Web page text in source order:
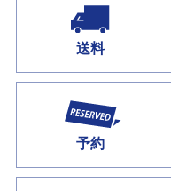
送料
予約